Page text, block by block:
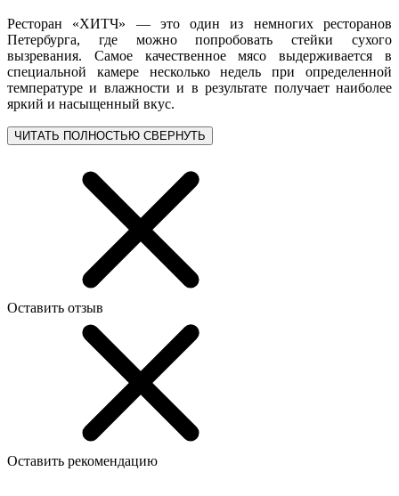
Ресторан «ХИТЧ» — это один из немногих ресторанов
Петербурга, где можно попробовать стейки сухого
вызревания. Самое качественное мясо выдерживается в
специальной камере несколько недель при определенной
температуре и влажности и в результате получает наиболее
яркий и насыщенный вкус.
ЧИТАТЬ ПОЛНОСТЬЮ СВЕРНУТЬ
Оставить отзыв
Оставить рекомендацию